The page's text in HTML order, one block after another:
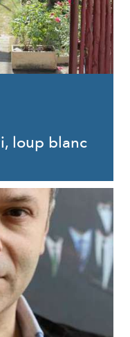
loup blanc